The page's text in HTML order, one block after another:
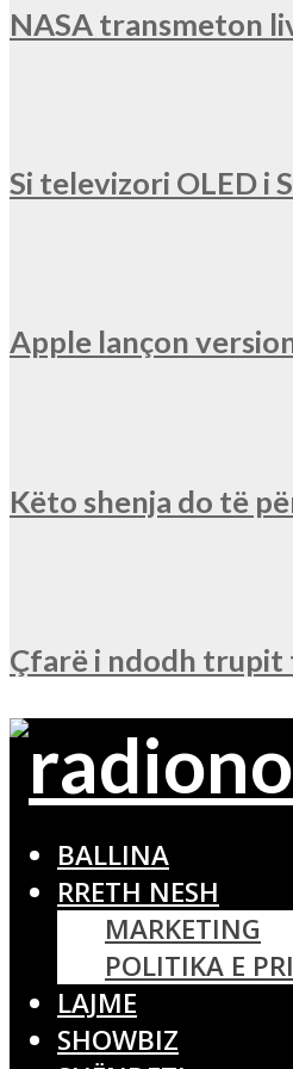
NASA transmeton
Si televizori OLED i
Apple lançon
Këto shenja do të
Çfarë i ndodh trupit
BALLINA
RRETH NESH
MARKETING
POLITIKA E
LAJME
SHOWBIZ